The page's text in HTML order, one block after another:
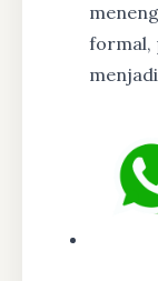
formal,